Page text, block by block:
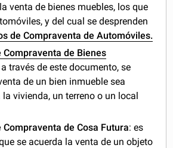
venta de bienes muebles, los que
y del cual se desprenden
de Compraventa de Automóviles.
Compraventa de Bienes
a través de este documento, se
de un bien inmueble sea
vivienda, un terreno o un local
Compraventa de Cosa Futura: es
se acuerda la venta de un objeto